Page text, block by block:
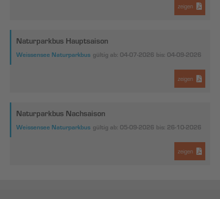
zeigen
Naturparkbus Hauptsaison
Weissensee Naturparkbus gültig ab: 04-07-2026 bis: 04-09-2026
zeigen
Naturparkbus Nachsaison
Weissensee Naturparkbus gültig ab: 05-09-2026 bis: 26-10-2026
zeigen